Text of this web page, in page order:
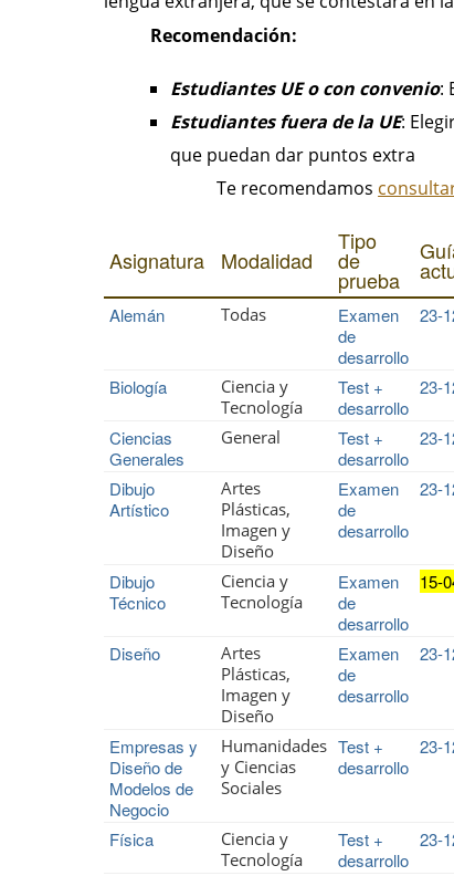
Recomendación:
Estudiantes UE o con convenio:
Estudiantes fuera de la UE:
que puedan dar puntos extra
Te recomendamos
Asignatura Modalidad
Tipo
de
prueba
Alemán Todas
Examen
de
desarrollo
23-
Biología
Ciencia y
Tecnología
Test +
desarrollo
23-
Ciencias
Generales
General
Test +
desarrollo
23-
Dibujo
Artístico
Artes
Plásticas,
Imagen y
Diseño
Examen
de
desarrollo
23-
Dibujo
Técnico
Ciencia y
Tecnología
Examen
de
desarrollo
15-
Diseño
Artes
Plásticas,
Imagen y
Diseño
Examen
de
desarrollo
23-
Empresas y
Diseño de
Modelos de
Negocio
Humanidades
y Ciencias
Sociales
Test +
desarrollo
23-
Física
Ciencia y
Tecnología
Test +
desarrollo
23-